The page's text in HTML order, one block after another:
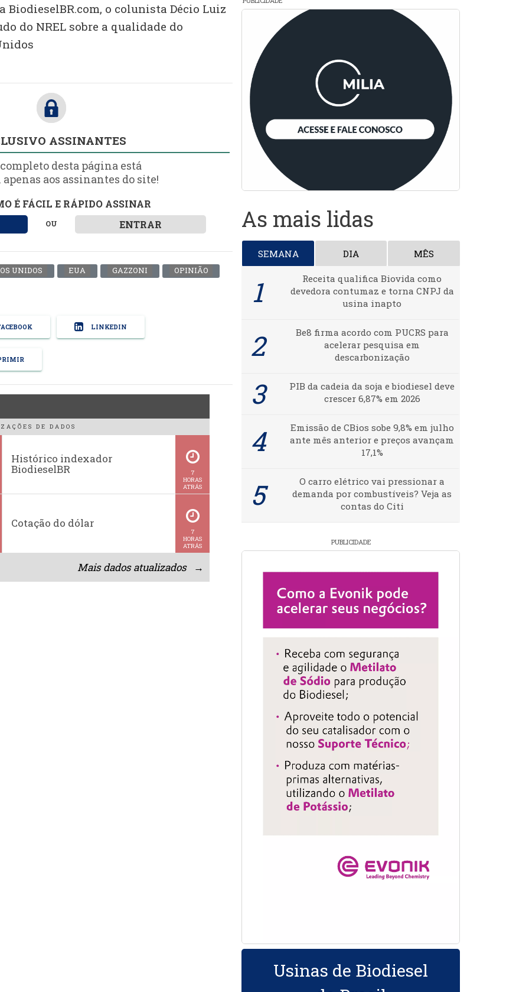
BiodieselBR.com, o colunista Décio Luiz
do NREL sobre a qualidade do
ASSINANTES
desta página está
aos assinantes do site!
É FÁCIL E RÁPIDO ASSINAR
OU ENTRAR
UNIDOS EUA GAZZONI
OPINIÃO
LINKEDIN
DE DADOS
Histórico indexador
BiodieselBR
7
HORAS
ATRÁS
Cotação do dólar
7
HORAS
ATRÁS
Mais dados atualizados →
As mais lidas
SEMANA DIA MÊS
Receita qualifica Biovida como
devedora contumaz e torna CNPJ da
usina inapto
Be8 firma acordo com PUCRS para
acelerar pesquisa em
descarbonização
PIB da cadeia da soja e biodiesel deve
crescer 6,87% em 2026
Emissão de CBios sobe 9,8% em julho
ante mês anterior e preços avançam
17,1%
O carro elétrico vai pressionar a
demanda por combustíveis? Veja as
contas do Citi
PUBLICIDADE
Usinas de Biodiesel